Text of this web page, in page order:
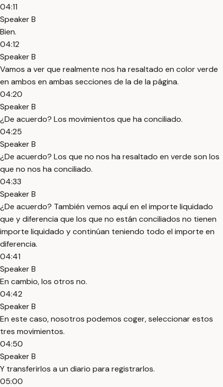
04:11
Speaker B
Bien.
04:12
Speaker B
Vamos a ver que realmente nos ha resaltado en color verde
en ambos en ambas secciones de la de la página.
04:20
Speaker B
¿De acuerdo? Los movimientos que ha conciliado.
04:25
Speaker B
¿De acuerdo? Los que no nos ha resaltado en verde son los
que no nos ha conciliado.
04:33
Speaker B
¿De acuerdo? También vemos aquí en el importe liquidado
que y diferencia que los que no están conciliados no tienen
importe liquidado y continúan teniendo todo el importe en
diferencia.
04:41
Speaker B
En cambio, los otros no.
04:42
Speaker B
En este caso, nosotros podemos coger, seleccionar estos
tres movimientos.
04:50
Speaker B
Y transferirlos a un diario para registrarlos.
05:00